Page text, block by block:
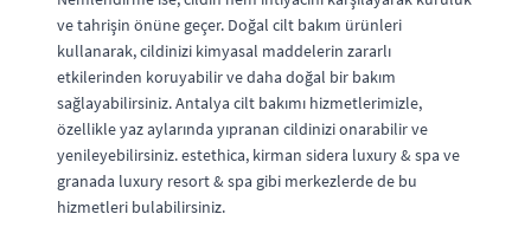
ve tahrişin önüne geçer. Doğal cilt bakım ürünleri
kullanarak, cildinizi kimyasal maddelerin zararlı
etkilerinden koruyabilir ve daha doğal bir bakım
sağlayabilirsiniz. Antalya cilt bakımı hizmetlerimizle,
özellikle yaz aylarında yıpranan cildinizi onarabilir ve
yenileyebilirsiniz. estethica, kirman sidera luxury & spa ve
granada luxury resort & spa gibi merkezlerde de bu
hizmetleri bulabilirsiniz.